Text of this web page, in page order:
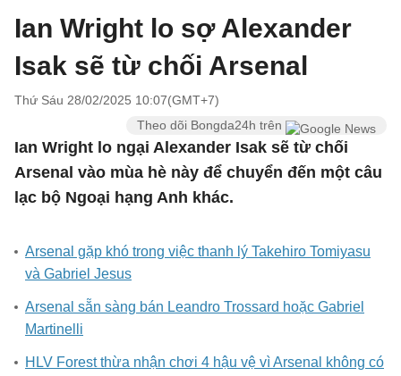
Ian Wright lo sợ Alexander
Isak sẽ từ chối Arsenal
Thứ Sáu 28/02/2025 10:07(GMT+7)
Theo dõi Bongda24h trên
Ian Wright lo ngại Alexander Isak sẽ từ chối
Arsenal vào mùa hè này để chuyển đến một câu
lạc bộ Ngoại hạng Anh khác.
Arsenal gặp khó trong việc thanh lý Takehiro Tomiyasu
và Gabriel Jesus
Arsenal sẵn sàng bán Leandro Trossard hoặc Gabriel
Martinelli
HLV Forest thừa nhận chơi 4 hậu vệ vì Arsenal không có